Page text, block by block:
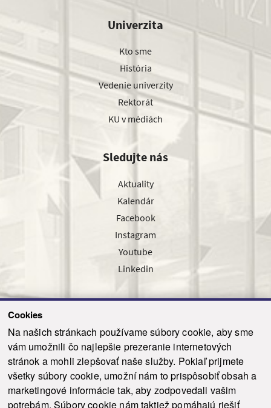
Cookies
Na našich stránkach používame súbory cookie, aby sme
vám umožnili čo najlepšie prezeranie internetových
stránok a mohli zlepšovať naše služby. Pokiaľ prijmete
všetky súbory cookie, umožní nám to prispôsobiť obsah a
marketingové informácie tak, aby zodpovedali vašim
potrebám. Súbory cookie nám taktiež pomáhajú riešiť
Univerzita
Kto sme
História
Vedenie univerzity
Rektorát
KU v médiách
Sledujte nás
Aktuality
Kalendár
Facebook
Instagram
Youtube
Linkedin
Odoslať